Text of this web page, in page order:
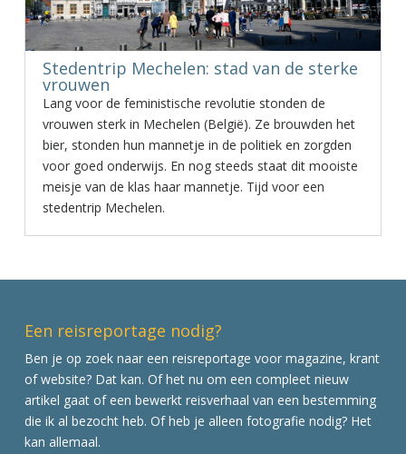
Stedentrip Mechelen: stad van de sterke
vrouwen
Lang voor de feministische revolutie stonden de
vrouwen sterk in Mechelen (België). Ze brouwden het
bier, stonden hun mannetje in de politiek en zorgden
voor goed onderwijs. En nog steeds staat dit mooiste
meisje van de klas haar mannetje. Tijd voor een
stedentrip Mechelen.
Een reisreportage nodig?
Ben je op zoek naar een reisreportage voor magazine, krant
of website? Dat kan. Of het nu om een compleet nieuw
artikel gaat of een bewerkt reisverhaal van een bestemming
die ik al bezocht heb. Of heb je alleen fotografie nodig? Het
kan allemaal.